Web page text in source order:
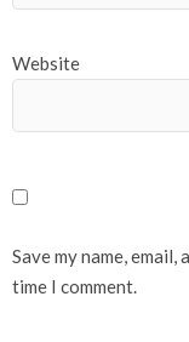
Website
Save my name,
time I comment.